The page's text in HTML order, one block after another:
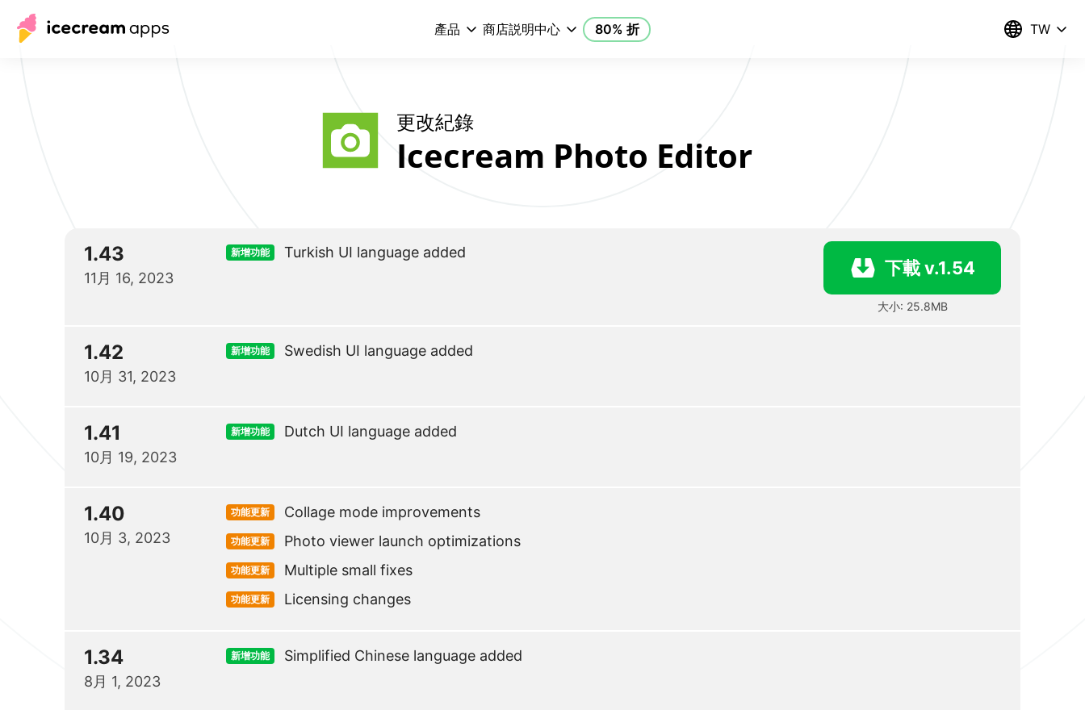
產品 商店説明中心 80% 折 TW
更改紀錄
Icecream Photo Editor
1.43
11月 16, 2023
新增功能 Turkish UI language added
下載 v.1.54
大小: 25.8MB
1.42
10月 31, 2023
新增功能 Swedish UI language added
1.41
10月 19, 2023
新增功能 Dutch UI language added
1.40
10月 3, 2023
功能更新 Collage mode improvements
功能更新 Photo viewer launch optimizations
功能更新 Multiple small fixes
功能更新 Licensing changes
1.34
8月 1, 2023
新增功能 Simplified Chinese language added